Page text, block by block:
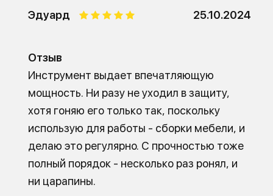
Эдуард 25.10.2024
Отзыв
Инструмент выдает впечатляющую
мощность. Ни разу не уходил в защиту,
хотя гоняю его только так, поскольку
использую для работы - сборки мебели, и
делаю это регулярно. С прочностью тоже
полный порядок - несколько раз ронял, и
ни царапины.